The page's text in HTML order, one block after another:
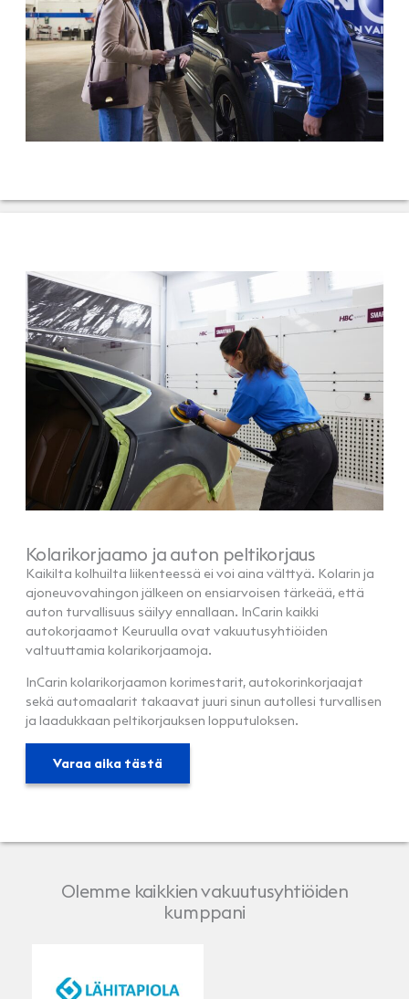
Kolarikorjaamo ja auton peltikorjaus
Kaikilta kolhuilta liikenteessä ei voi aina välttyä. Kolarin ja
ajoneuvovahingon jälkeen on ensiarvoisen tärkeää, että
auton turvallisuus säilyy ennallaan. InCarin kaikki
autokorjaamot Keuruulla ovat vakuutusyhtiöiden
valtuuttamia kolarikorjaamoja.
InCarin kolarikorjaamon korimestarit, autokorinkorjaajat
sekä automaalarit takaavat juuri sinun autollesi turvallisen
ja laadukkaan peltikorjauksen lopputuloksen.
Varaa aika tästä
Olemme kaikkien vakuutusyhtiöiden
kumppani
LähiTapiola